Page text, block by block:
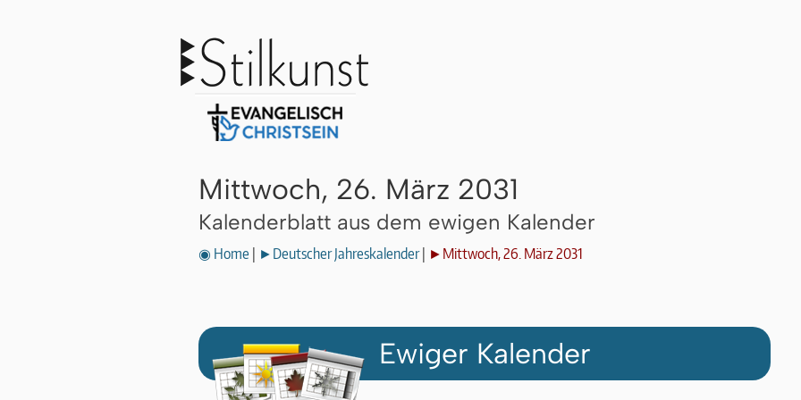
Mittwoch, 26. März 2031
Kalenderblatt aus dem ewigen Kalender
◉ Home ►Deutscher Jahreskalender| ►Mittwoch, 26. März 2031
Ewiger Kalender